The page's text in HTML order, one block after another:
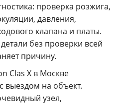
проверка розжига,
давления,
клапана и платы.
без проверки всей
причину.
Clas X в Москве
выездом на объект.
узел,